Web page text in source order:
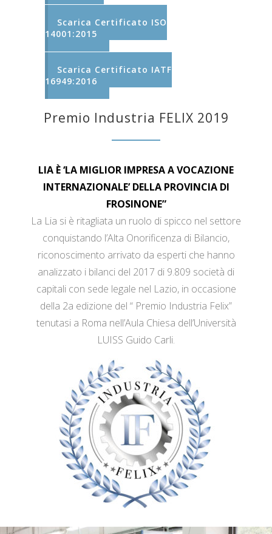
Scarica Certificato ISO
14001:2015
Scarica Certificato IATF
16949:2016
Premio Industria FELIX 2019
LIA È ‘LA MIGLIOR IMPRESA A VOCAZIONE
INTERNAZIONALE’ DELLA PROVINCIA DI
FROSINONE”
La Lia si è ritagliata un ruolo di spicco nel settore
conquistando l’Alta Onorificenza di Bilancio,
riconoscimento arrivato da esperti che hanno
analizzato i bilanci del 2017 di 9.809 società di
capitali con sede legale nel Lazio, in occasione
della 2a edizione del “ Premio Industria Felix”
tenutasi a Roma nell’Aula Chiesa dell’Università
LUISS Guido Carli.